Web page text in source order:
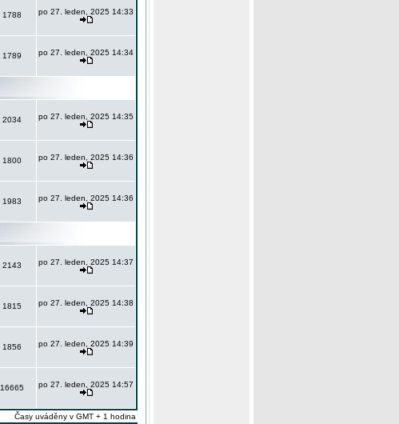
1788 po 27. leden, 2025 14:33
1789 po 27. leden, 2025 14:34
2034 po 27. leden, 2025 14:35
1800 po 27. leden, 2025 14:36
1983 po 27. leden, 2025 14:36
2143 po 27. leden, 2025 14:37
1815 po 27. leden, 2025 14:38
1856 po 27. leden, 2025 14:39
16665 po 27. leden, 2025 14:57
Časy uváděny v GMT + 1 hodina